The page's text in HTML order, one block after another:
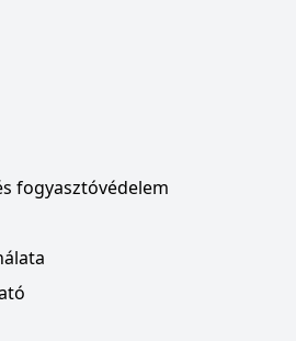
fogyasztóvédelem